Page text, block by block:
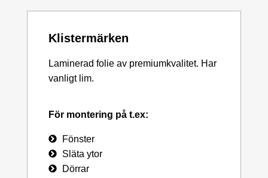
Klistermärken
Laminerad folie av premiumkvalitet. Har
vanligt lim.
För montering på t.ex:
Fönster
Släta ytor
Dörrar